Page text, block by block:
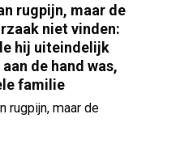
rugpijn, maar de
niet vinden:
hij uiteindelijk
de hand was,
familie
rugpijn, maar de